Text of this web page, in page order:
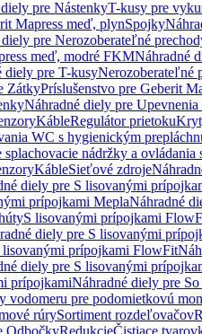
pre NástenkyT-kusy pre
Mapress meď, plynSpojky
pre Nerozoberateľné
meď, modré FKMNáhradné
diely pre T-kusyNerozoberateľné
ZátkyPríslušenstvo pre Geberit
Náhradné diely pre Upevnenia
KábleRegulátor prietoku
WC s hygienickým
splachovacie nádržky a ovládania
KábleSieťové zdroje
diely pre S lisovanými
prípojkami MeplaNáhradné
S lisovanými prípojkami
diely pre S lisovanými
lisovanými prípojkami FlowFit
diely pre S lisovanými
prípojkamiNáhradné diely pre
vodomeru pre podomietkovú
rúrySortiment rozdeľovačov
OdbočkyRedukcieČistiace